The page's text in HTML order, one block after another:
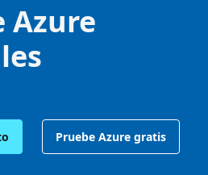
Azure
Pruebe Azure gratis